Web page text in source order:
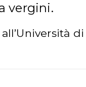
vergini.
di